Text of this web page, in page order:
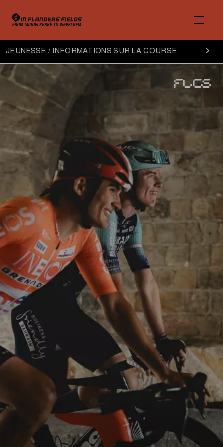
Jeunesse
informations
sur
la
course
JEUNESSE / INFORMATIONS SUR LA COURSE